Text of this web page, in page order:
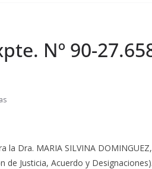
Nº 90-
la Dra. MARIA SILVINA
de Justicia, Acuerdo y Designaciones).